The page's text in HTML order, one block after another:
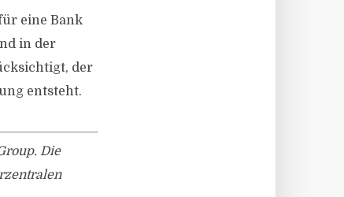
eine Bank
in der
der
entsteht.
Die